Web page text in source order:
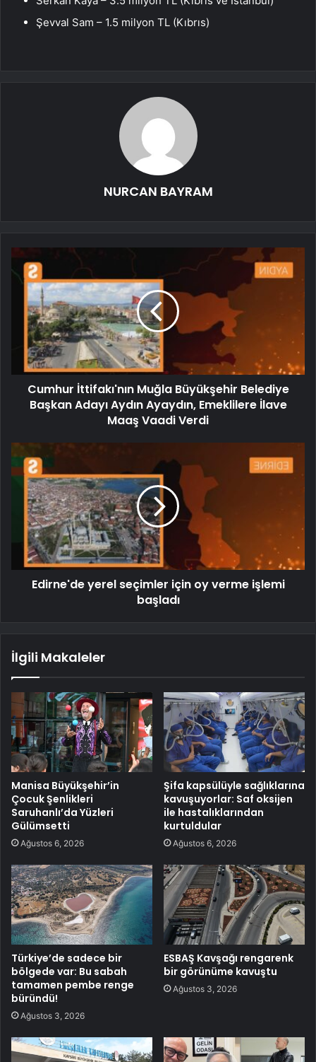
Şevval Sam – 1.5 milyon TL (Kıbrıs)
NURCAN BAYRAM
Cumhur İttifakı'nın Muğla Büyükşehir Belediye
Başkan Adayı Aydın Ayaydın, Emeklilere İlave
Maaş Vaadi Verdi
Edirne'de yerel seçimler için oy verme işlemi
başladı
İlgili Makaleler
Manisa Büyükşehir’in
Çocuk Şenlikleri
Saruhanlı’da Yüzleri
Gülümsetti
Ağustos 6, 2026
Şifa kapsülüyle sağlıklarına
kavuşuyorlar: Saf oksijen
ile hastalıklarından
kurtuldular
Ağustos 6, 2026
Türkiye’de sadece bir
bölgede var: Bu sabah
tamamen pembe renge
büründü!
Ağustos 3, 2026
ESBAŞ Kavşağı rengarenk
bir görünüme kavuştu
Ağustos 3, 2026